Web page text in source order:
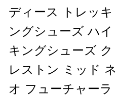
ディース トレッキ
ングシューズ ハイ
キングシューズ ク
レストン ミッド ネ
オ フューチャーラ